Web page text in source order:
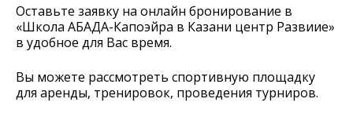
Оставьте заявку на онлайн бронирование в
«Школа АБАДА-Капоэйра в Казани центр Развиие»
в удобное для Вас время.
Вы можете рассмотреть спортивную площадку
для аренды, тренировок, проведения турниров.